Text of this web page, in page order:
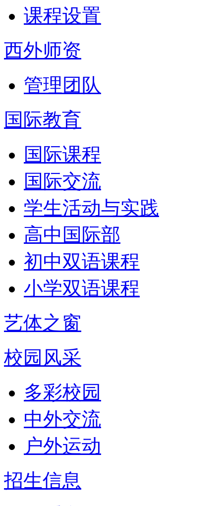
课程设置
西外师资
管理团队
国际教育
国际课程
国际交流
学生活动与实践
高中国际部
初中双语课程
小学双语课程
艺体之窗
校园风采
多彩校园
中外交流
户外运动
招生信息